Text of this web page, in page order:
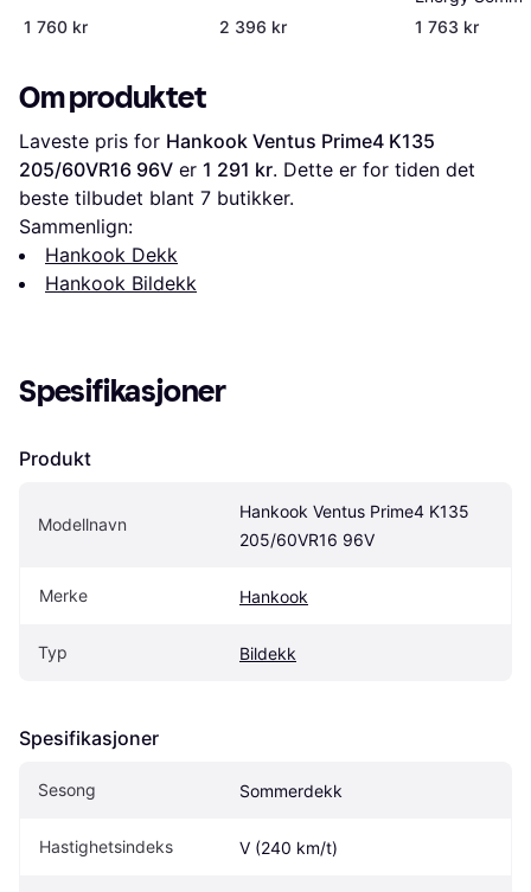
60R16
1 760 kr 2 396 kr
205 60R16
1 763 kr
Om produktet
Laveste pris for Hankook Ventus Prime4 K135
205/60VR16 96V er 1 291 kr. Dette er for tiden det
beste tilbudet blant 7 butikker.
Sammenlign:
Hankook Dekk
Hankook Bildekk
Spesifikasjoner
Produkt
Modellnavn
Hankook Ventus Prime4 K135
205/60VR16 96V
Merke Hankook
Typ Bildekk
Spesifikasjoner
Sesong Sommerdekk
Hastighetsindeks V (240 km/t)